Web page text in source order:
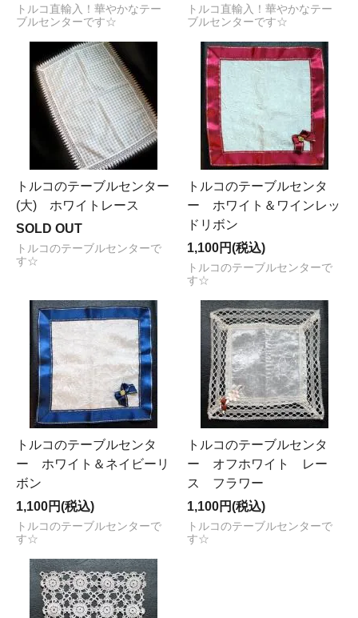
トルコ直輸入！華やかなテー
ブルセンターです☆
トルコ直輸入！華やかなテー
ブルセンターです☆
トルコのテーブルセンター
(大) ホワイトレース
SOLD OUT
トルコのテーブルセンターで
す☆
トルコのテーブルセンタ
ー ホワイト＆ワインレッ
ドリボン
1,100円(税込)
トルコのテーブルセンターで
す☆
トルコのテーブルセンタ
ー ホワイト＆ネイビーリ
ボン
1,100円(税込)
トルコのテーブルセンターで
す☆
トルコのテーブルセンタ
ー オフホワイト レー
ス フラワー
1,100円(税込)
トルコのテーブルセンターで
す☆